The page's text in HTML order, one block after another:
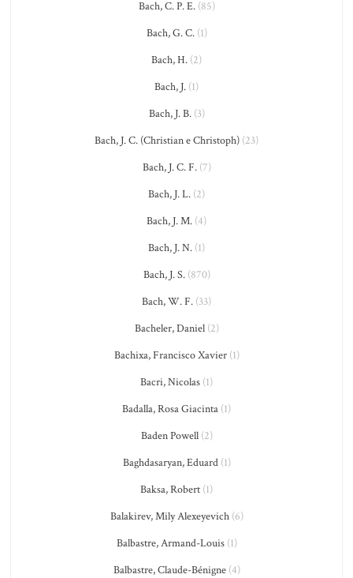
Bach, C. P. E.(85)
Bach, G. C.(1)
Bach, H. (2)
Bach, J. (1)
Bach, J. B.(3)
Bach, J. C. (Christian e Christoph) (23)
Bach, J. C. F.(7)
Bach, J. L. (2)
Bach, J. M. (4)
Bach, J. N. (1)
Bach, J. S.(870)
Bach, W. F. (33)
Bacheler, Daniel(2)
Bachixa, Francisco Xavier(1)
Bacri, Nicolas (1)
Badalla, Rosa Giacinta (1)
Baden Powell(2)
Baghdasaryan, Eduard(1)
Baksa, Robert (1)
Balakirev, Mily Alexeyevich(6)
Balbastre, Armand-Louis(1)
Balbastre, Claude-Bénigne(4)